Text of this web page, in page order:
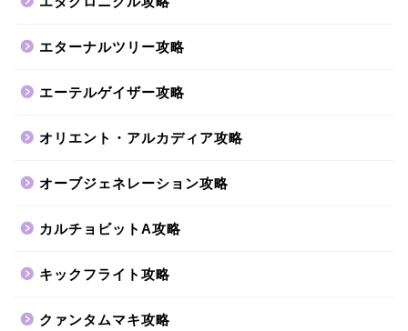
エターナルツリー攻略
エーテルゲイザー攻略
オリエント・アルカディア攻略
オーブジェネレーション攻略
カルチョビットA攻略
キックフライト攻略
クァンタムマキ攻略